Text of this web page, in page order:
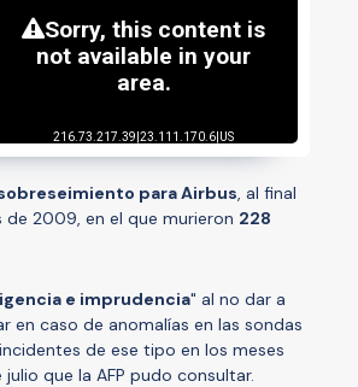
para Airbus, al final
2009, en el que murieron 228
e imprudencia" al no dar a
caso de anomalías en las sondas
de ese tipo en los meses
que la AFP pudo consultar.